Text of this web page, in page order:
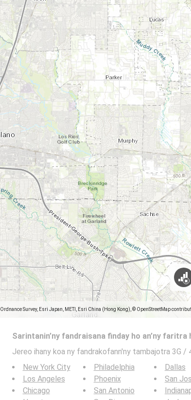
Survey, Esri Japan, METI, Esri China (Hong Kong), © OpenStreetMap
Sarintanin’ny fandraisana finday ho an’ny faritra
Jereo ihany koa ny fandrakofann'ny tambajotra 3G /
New York City
Los Angeles
Chicago
Philadelphia
Phoenix
San Antonio
Dallas
San